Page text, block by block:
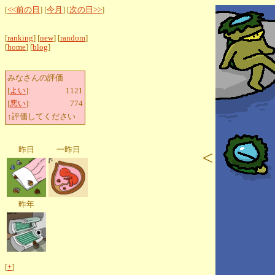
[<<前の日 ] [今月 ] [次の日>>]
[ranking] [new] [random]
[home] [blog]
みなさんの評価
[よい]:
1121
[悪い]:
774
↑評価してください
昨日 一昨日
昨年
[+]
<